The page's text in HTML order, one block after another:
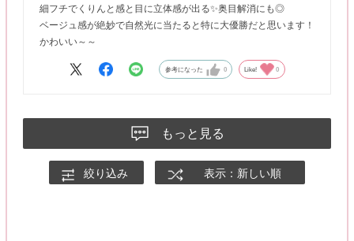
細フチでくりんと感と目に立体感が出る✨奥目解消にも◎
ベージュ感が絶妙で自然光に当たると特に大優勝だと思います！
かわいい～～
参考になった 0 Like! 0
もっと見る
絞り込み 表示：新しい順